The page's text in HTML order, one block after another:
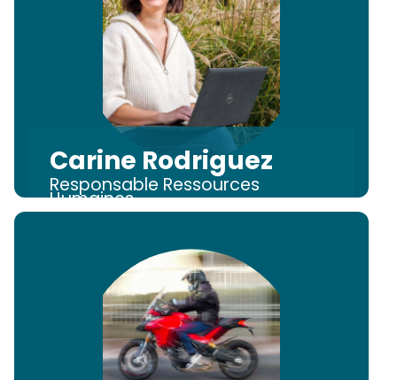
Carine Rodriguez
Responsable Ressources
Humaines